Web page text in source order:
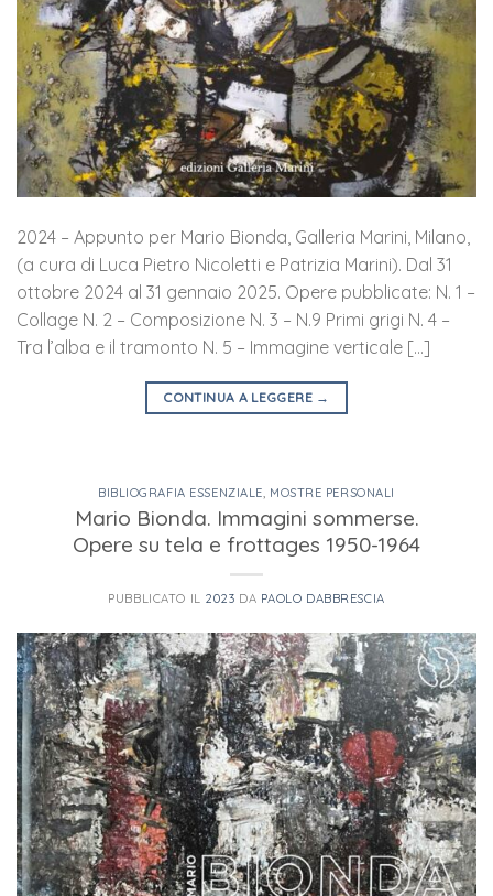
2024 – Appunto per Mario Bionda, Galleria Marini, Milano,
(a cura di Luca Pietro Nicoletti e Patrizia Marini). Dal 31
ottobre 2024 al 31 gennaio 2025. Opere pubblicate: N. 1 –
Collage N. 2 – Composizione N. 3 – N.9 Primi grigi N. 4 –
Tra l’alba e il tramonto N. 5 – Immagine verticale […]
CONTINUA A LEGGERE →
BIBLIOGRAFIA ESSENZIALE MOSTRE PERSONALI
Mario Bionda. Immagini sommerse.
Opere su tela e frottages 1950-1964
PUBBLICATO IL 2023 DA PAOLO DABBRESCIA